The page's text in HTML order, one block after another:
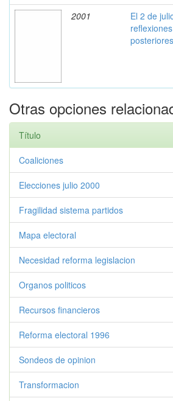
2001
El 2 de
reflexiones
posteriores
Otras opciones
Título
Coaliciones
Elecciones julio 2000
Fragilidad sistema partidos
Mapa electoral
Necesidad reforma legislacion
Organos politicos
Recursos financieros
Reforma electoral 1996
Sondeos de opinion
Transformacion